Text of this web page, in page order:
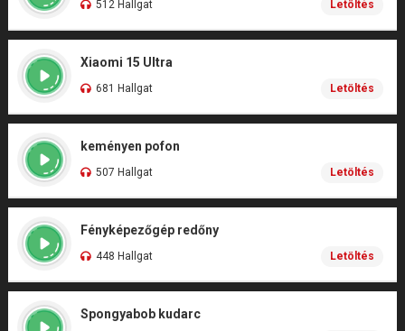
512 Hallgat Letöltés
Xiaomi 15 Ultra
681 Hallgat Letöltés
keményen pofon
507 Hallgat Letöltés
Fényképezőgép redőny
448 Hallgat Letöltés
Spongyabob kudarc